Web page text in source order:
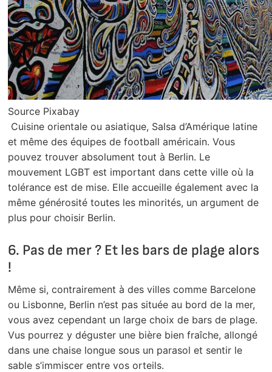
Source Pixabay
Cuisine orientale ou asiatique, Salsa d’Amérique latine
et même des équipes de football américain. Vous
pouvez trouver absolument tout à Berlin. Le
mouvement LGBT est important dans cette ville où la
tolérance est de mise. Elle accueille également avec la
même générosité toutes les minorités, un argument de
plus pour choisir Berlin.
6. Pas de mer ? Et les bars de plage alors
!
Même si, contrairement à des villes comme Barcelone
ou Lisbonne, Berlin n’est pas située au bord de la mer,
vous avez cependant un large choix de bars de plage.
Vus pourrez y déguster une bière bien fraîche, allongé
dans une chaise longue sous un parasol et sentir le
sable s’immiscer entre vos orteils.